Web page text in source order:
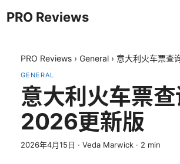
PRO Reviews
PRO Reviews › General › 意大利火车票查
GENERAL
意大利火车票
2026更新版
2026年4月15日 · Veda Marwick · 2 min